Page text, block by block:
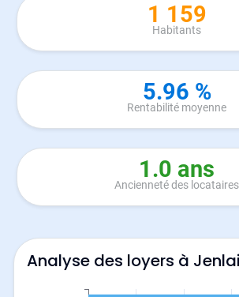
1 159
Habitants
5.96 %
Rentabilité moyenne
1.0 ans
Ancienneté des locataires
Analyse des loyers à